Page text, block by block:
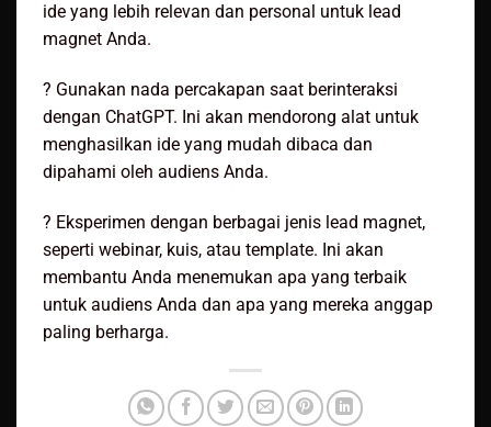
ide yang lebih relevan dan personal untuk lead
magnet Anda.
? Gunakan nada percakapan saat berinteraksi
dengan ChatGPT. Ini akan mendorong alat untuk
menghasilkan ide yang mudah dibaca dan
dipahami oleh audiens Anda.
? Eksperimen dengan berbagai jenis lead magnet,
seperti webinar, kuis, atau template. Ini akan
membantu Anda menemukan apa yang terbaik
untuk audiens Anda dan apa yang mereka anggap
paling berharga.